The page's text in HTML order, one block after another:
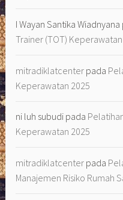
I Wayan Santika Wiadnyana
Trainer (TOT)
mitradiklatcenter pada
Keperawatan 2025
ni luh subudi pada
Keperawatan 2025
mitradiklatcenter pada
Manajemen Risiko Rumah